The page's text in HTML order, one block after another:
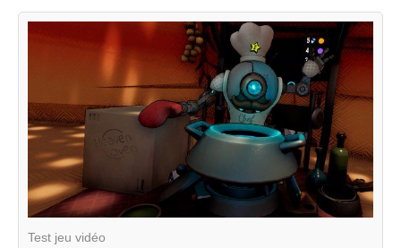
Test jeu vidéo